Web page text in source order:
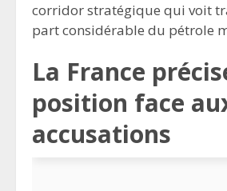
corridor stratégique qui voit
part considérable du pétrole
La France
position face
accusations